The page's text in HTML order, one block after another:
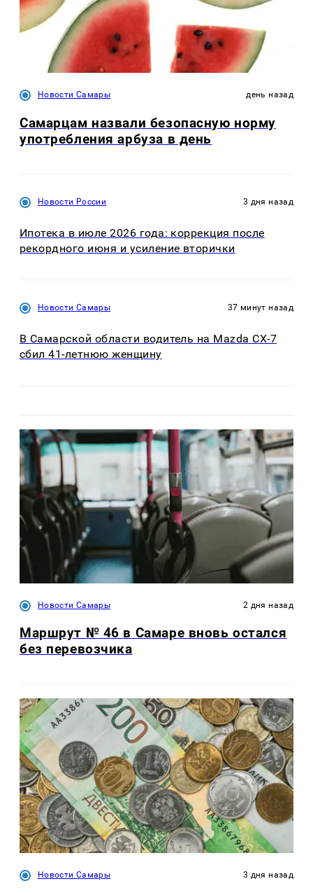
Новости Самары день назад
Самарцам назвали безопасную норму
употребления арбуза в день
Новости России 3 дня назад
Ипотека в июле 2026 года: коррекция после
рекордного июня и усиление вторички
Новости Самары 37 минут назад
В Самарской области водитель на Mazda CX-7
сбил 41-летнюю женщину
Новости Самары 2 дня назад
Маршрут № 46 в Самаре вновь остался
без перевозчика
Новости Самары 3 дня назад